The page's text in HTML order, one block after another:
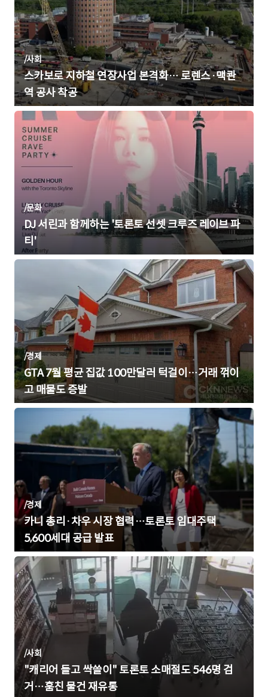
/사회
스카보로 지하철 연장사업 본격화… 로렌스·맥콴
역 공사 착공
/문화
DJ 서린과 함께하는 '토론토 선셋 크루즈 레이브 파
티'
/경제
GTA 7월 평균 집값 100만달러 턱걸이…거래 꺾이
고 매물도 증발
/경제
카니 총리·차우 시장 협력…토론토 임대주택
5,600세대 공급 발표
/사회
"캐리어 들고 싹쓸이" 토론토 소매절도 546명 검
거…훔친 물건 재유통